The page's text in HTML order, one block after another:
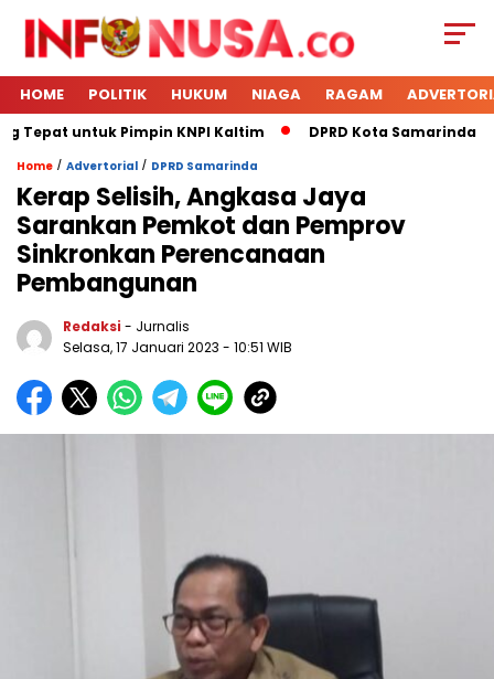
HOME POLITIK HUKUM NIAGA RAGAM
Tepat untuk Pimpin KNPI Kaltim DPRD Kota Samarinda
Home / Advertorial / DPRD Samarinda
Kerap Selisih, Angkasa Jaya
Sarankan Pemkot dan Pemprov
Sinkronkan Perencanaan
Pembangunan
Redaksi - Jurnalis
Selasa, 17 Januari 2023 - 10:51 WIB